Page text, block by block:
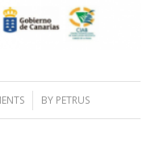
BY PETRUS